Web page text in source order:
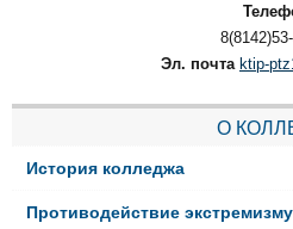
Эл. почта ktip-
О
История колледжа
Противодействие экстремизму